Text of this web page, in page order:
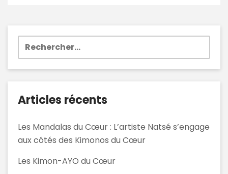
Rechercher :
Articles récents
Les Mandalas du Cœur : L’artiste Natsé s’engage
aux côtés des Kimonos du Cœur
Les Kimon-AYO du Cœur